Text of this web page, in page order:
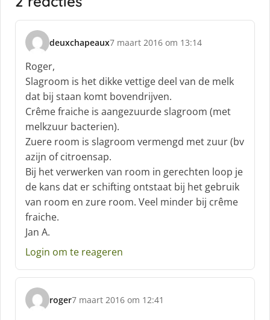
deuxchapeaux
s
c
h
r
e
e
f
:
7 maart 2016 om 13:14
Roger,
Slagroom is het dikke vettige deel van de melk
dat bij staan komt bovendrijven.
Crême fraiche is aangezuurde slagroom (met
melkzuur bacterien).
Zuere room is slagroom vermengd met zuur (bv
azijn of citroensap.
Bij het verwerken van room in gerechten loop je
de kans dat er schifting ontstaat bij het gebruik
van room en zure room. Veel minder bij crême
fraiche.
Jan A.
Login om te reageren
roger
s
7 maart 2016 om 12:41